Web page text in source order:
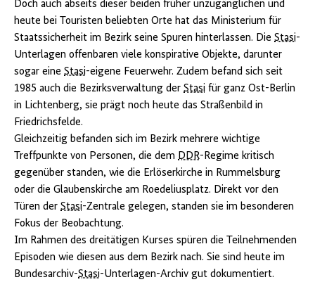
Doch auch abseits dieser beiden früher unzugänglichen und
heute bei Touristen beliebten Orte hat das Ministerium für
Staatssicherheit im Bezirk seine Spuren hinterlassen. Die Stasi-
Unterlagen offenbaren viele konspirative Objekte, darunter
sogar eine Stasi-eigene Feuerwehr. Zudem befand sich seit
1985 auch die Bezirksverwaltung der Stasi für ganz Ost-Berlin
in Lichtenberg, sie prägt noch heute das Straßenbild in
Friedrichsfelde.
Gleichzeitig befanden sich im Bezirk mehrere wichtige
Treffpunkte von Personen, die dem DDR-Regime kritisch
gegenüber standen, wie die Erlöserkirche in Rummelsburg
oder die Glaubenskirche am Roedeliusplatz. Direkt vor den
Türen der Stasi-Zentrale gelegen, standen sie im besonderen
Fokus der Beobachtung.
Im Rahmen des dreitätigen Kurses spüren die Teilnehmenden
Episoden wie diesen aus dem Bezirk nach. Sie sind heute im
Bundesarchiv-Stasi-Unterlagen-Archiv gut dokumentiert.